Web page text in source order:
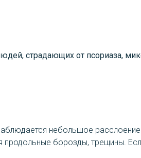
страдающих от псориаза,
небольшое
борозды, трещины.